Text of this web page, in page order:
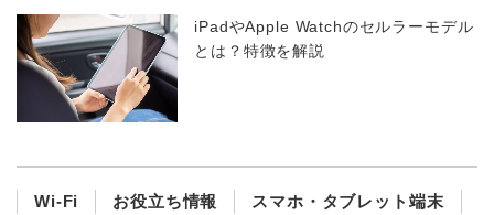
iPadやApple Watchのセルラーモデル
とは？特徴を解説
Wi-Fi お役立ち情報 スマホ・タブレット端末